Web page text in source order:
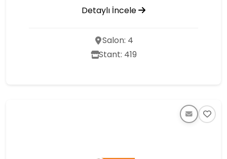
Detaylı İncele
Salon: 4
Stant: 419